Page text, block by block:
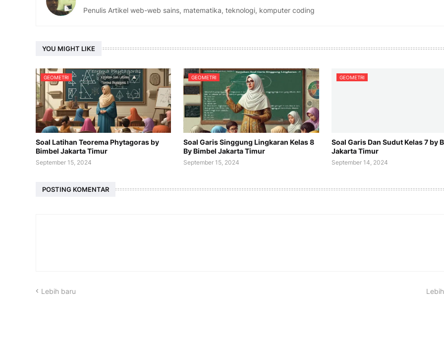
Penulis Artikel web-web sains, matematika, teknologi, komputer coding
YOU MIGHT LIKE
GEOMETRI
Soal Latihan Teorema Phytagoras by
Bimbel Jakarta Timur
September 15, 2024
GEOMETRI
Soal Garis Singgung Lingkaran Kelas 8
By Bimbel Jakarta Timur
September 15, 2024
GEOMETRI
Soal Garis Dan Sudut Kelas 7 by
Jakarta Timur
September 14, 2024
POSTING KOMENTAR
Lebih baru